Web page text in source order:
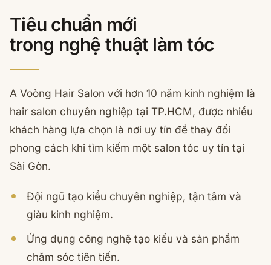
Tiêu chuẩn mới
trong nghệ thuật làm tóc
A Voòng Hair Salon với hơn 10 năm kinh nghiệm là
hair salon chuyên nghiệp tại TP.HCM, được nhiều
khách hàng lựa chọn là nơi uy tín để thay đổi
phong cách khi tìm kiếm một salon tóc uy tín tại
Sài Gòn.
Đội ngũ tạo kiểu chuyên nghiệp, tận tâm và
giàu kinh nghiệm.
Ứng dụng công nghệ tạo kiểu và sản phẩm
chăm sóc tiên tiến.